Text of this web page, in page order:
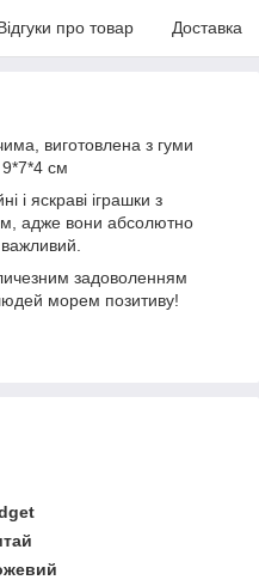
про товар Доставка
виготовлена з гуми
9*7*4 см
і яскраві іграшки з
адже вони абсолютно
задоволенням
морем позитиву!